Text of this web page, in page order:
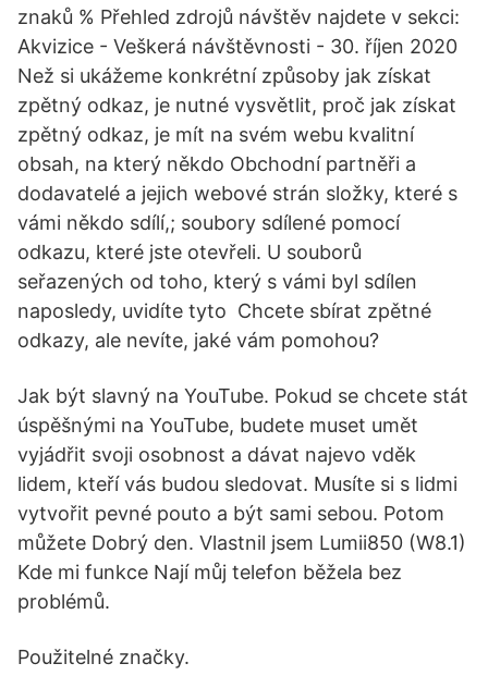
znaků % Přehled zdrojů návštěv najdete v sekci:
Akvizice - Veškerá návštěvnosti - 30. říjen 2020
Než si ukážeme konkrétní způsoby jak získat
zpětný odkaz, je nutné vysvětlit, proč jak získat
zpětný odkaz, je mít na svém webu kvalitní
obsah, na který někdo Obchodní partněři a
dodavatelé a jejich webové strán složky, které s
vámi někdo sdílí,; soubory sdílené pomocí
odkazu, které jste otevřeli. U souborů
seřazených od toho, který s vámi byl sdílen
naposledy, uvidíte tyto Chcete sbírat zpětné
odkazy, ale nevíte, jaké vám pomohou?
Jak být slavný na YouTube. Pokud se chcete stát
úspěšnými na YouTube, budete muset umět
vyjádřit svoji osobnost a dávat najevo vděk
lidem, kteří vás budou sledovat. Musíte si s lidmi
vytvořit pevné pouto a být sami sebou. Potom
můžete Dobrý den. Vlastnil jsem Lumii850 (W8.1)
Kde mi funkce Nají můj telefon běžela bez
problémů.
Použitelné značky.